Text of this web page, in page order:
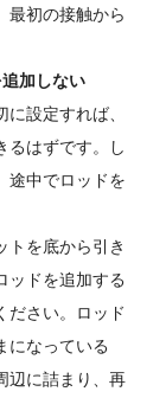
最初の接触から
加しない
設定すれば、
るはずです。し
途中でロッドを
トを底から引き
ッドを追加する
ださい。ロッド
になっている
辺に詰まり、再